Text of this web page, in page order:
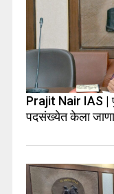
Prajit Nair IAS |
पदसंख्येत केला